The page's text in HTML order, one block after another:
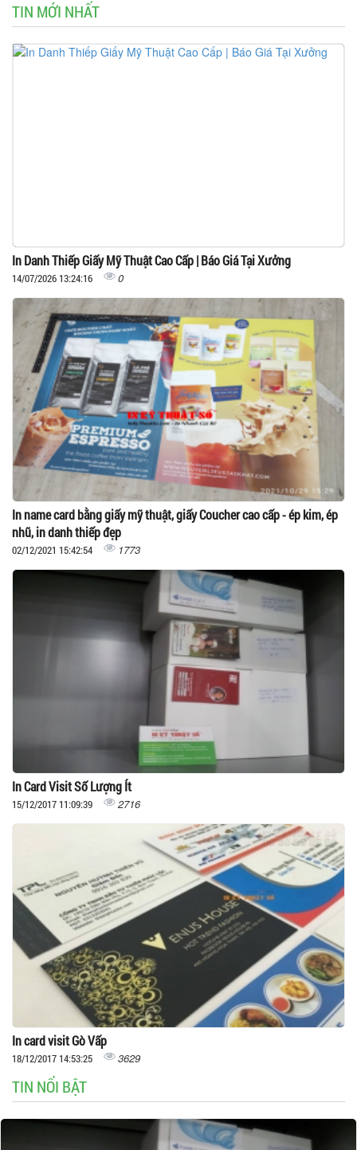
TIN MỚI NHẤT
In Danh Thiếp Giấy Mỹ Thuật Cao Cấp | Báo Giá Tại Xưởng
14/07/2026 13:24:16 0
In name card bằng giấy mỹ thuật, giấy Coucher cao cấp - ép kim, ép
nhũ, in danh thiếp đẹp
02/12/2021 15:42:54 1773
In Card Visit Số Lượng Ít
15/12/2017 11:09:39 2716
In card visit Gò Vấp
18/12/2017 14:53:25 3629
TIN NỔI BẬT